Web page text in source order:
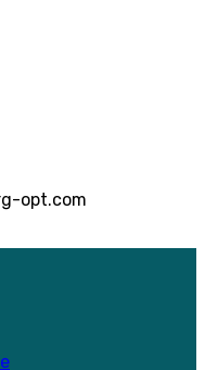
opt.com